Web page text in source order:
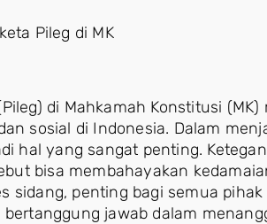
Pileg di MK
di Mahkamah Konstitusi (MK)
sosial di Indonesia. Dalam
hal yang sangat penting.
bisa membahayakan
sidang, penting bagi semua
jawab dalam